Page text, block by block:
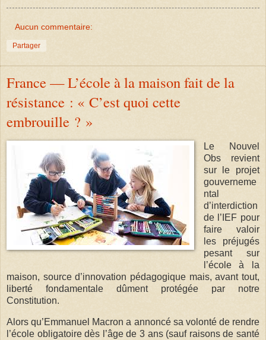
Aucun commentaire:
Partager
France — L’école à la maison fait de la
résistance : « C’est quoi cette
embrouille ? »
Le Nouvel
Obs revient
sur le projet
gouverneme
ntal
d’interdiction
de l’IEF pour
faire valoir
les préjugés
pesant sur
l’école à la
maison, source d’innovation pédagogique mais, avant tout,
liberté fondamentale dûment protégée par notre
Constitution.
Alors qu’Emmanuel Macron a annoncé sa volonté de rendre
l’école obligatoire dès l’âge de 3 ans (sauf raisons de santé